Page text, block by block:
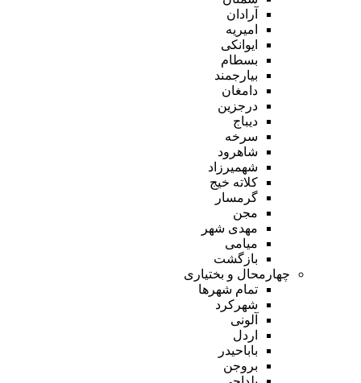
آرادان
امیریه
ایوانکی
بسطام
بیارجمند
دامغان
درجزین
دیباج
سرخه
شاهرود
شهمیرزاد
کلاته خیج
گرمسار
مجن
مهدی شهر
میامی
بازگشت
چهارمحال و بختیاری
تمام شهر‌ها
شهرکرد
آلونی
اردل
باباحیدر
بروجن